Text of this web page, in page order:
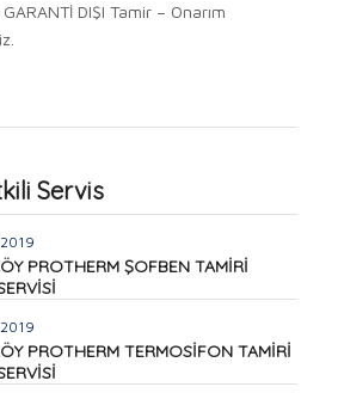
DIŞI Tamir – Onarım
Servis
PROTHERM ŞOFBEN TAMİRİ
PROTHERM TERMOSİFON TAMİRİ